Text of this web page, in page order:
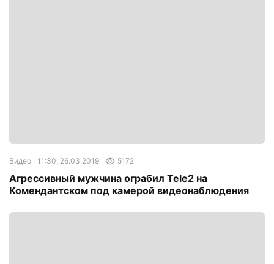
Видео 11:30, 26.03.2019 5172
Агрессивный мужчина ограбил Tele2 на
Комендантском под камерой видеонаблюдения